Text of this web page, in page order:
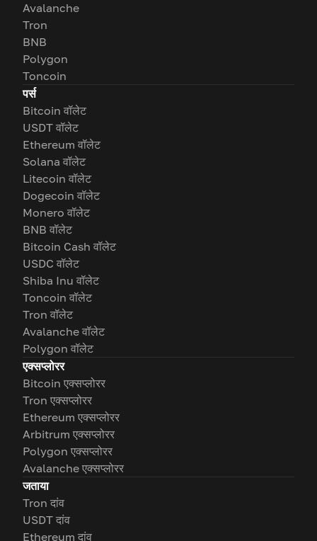
Avalanche
Tron
BNB
Polygon
Toncoin
पर्स
Bitcoin वॉलेट
USDT वॉलेट
Ethereum वॉलेट
Solana वॉलेट
Litecoin वॉलेट
Dogecoin वॉलेट
Monero वॉलेट
BNB वॉलेट
Bitcoin Cash वॉलेट
USDC वॉलेट
Shiba Inu वॉलेट
Toncoin वॉलेट
Tron वॉलेट
Avalanche वॉलेट
Polygon वॉलेट
एक्सप्लोरर
Bitcoin एक्सप्लोरर
Tron एक्सप्लोरर
Ethereum एक्सप्लोरर
Arbitrum एक्सप्लोरर
Polygon एक्सप्लोरर
Avalanche एक्सप्लोरर
जताया
Tron दांव
USDT दांव
Ethereum दांव